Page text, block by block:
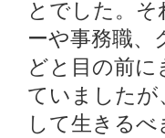
とでした。
ーや事務職、
どと目の前に
ていましたが
して生きる